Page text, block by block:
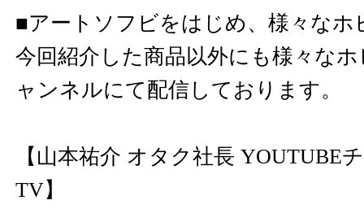
■アートソフビをはじめ、様々なホ
今回紹介した商品以外にも様々な
ャンネルにて配信しております。
【山本祐介 オタク社長 YOUTUBE
TV】